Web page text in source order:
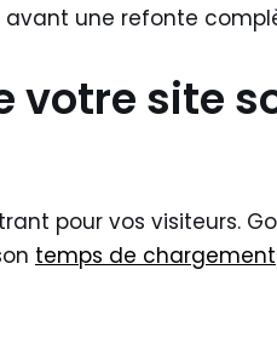
avant une refonte
votre site
pour vos visiteurs.
temps de chargement